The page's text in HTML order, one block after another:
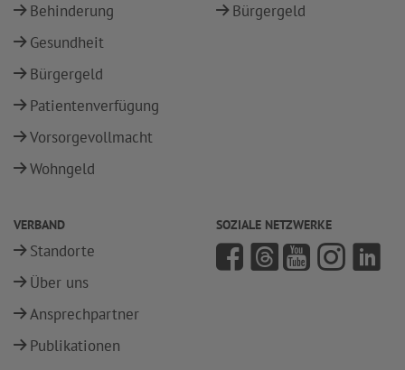
Behinderung
Gesundheit
Bürgergeld
Patientenverfügung
Vorsorgevollmacht
Wohngeld
Bürgergeld
VERBAND
Standorte
Über uns
Ansprechpartner
Publikationen
SOZIALE NETZWERKE